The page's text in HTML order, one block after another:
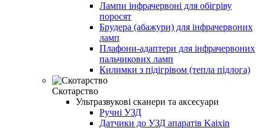
Лампи інфрачервоні для обігріву
поросят
Брудера (абажури) для інфрачервоних
ламп
Плафони-адаптери для інфрачервоних
пальчикових ламп
Килимки з підігрівом (тепла підлога)
Скотарство
Ультразвукові сканери та аксесуари
Ручні УЗД
Датчики до УЗД апаратів Kaixin